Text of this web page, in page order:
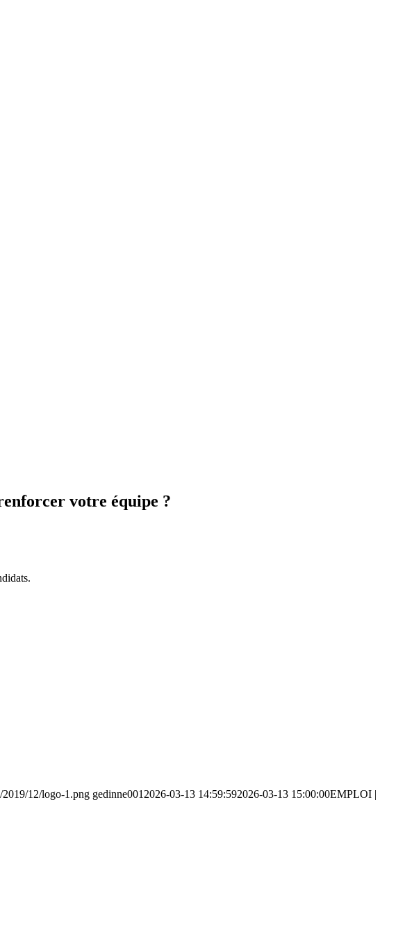
votre équipe ?
2019/12/logo-1.png gedinne001 2026-03-13 14:59:592026-03-13 15:00:00EMPLOI |